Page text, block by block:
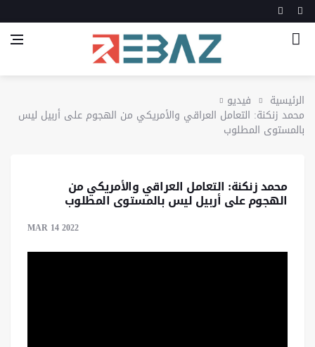
الرئيسية فيديو
محمد زنكنة: التعامل العراقي والأمريكي من الهجوم على أربيل ليس
بالمستوى المطلوب
محمد زنكنة: التعامل العراقي والأمريكي من
الهجوم على أربيل ليس بالمستوى المطلوب
MAR 14 2022